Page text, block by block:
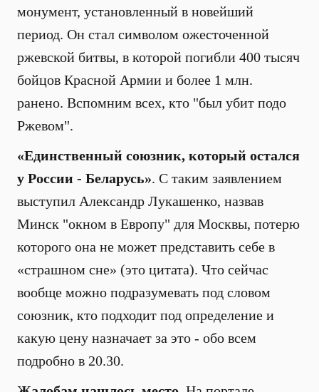
монумент, установленный в новейший
период. Он стал символом ожесточенной
ржевской битвы, в которой погибли 400 тысяч
бойцов Красной Армии и более 1 млн.
ранено. Вспомним всех, кто "был убит подо
Ржевом".
«Единственный союзник, который остался
у России - Беларусь». С таким заявлением
выступил Александр Лукашенко, назвав
Минск "окном в Европу" для Москвы, потерю
которого она не может представить себе в
«страшном сне» (это цитата). Что сейчас
вообще можно подразумевать под словом
союзник, кто подходит под определение и
какую цену назначает за это - обо всем
подробно в 20.30.